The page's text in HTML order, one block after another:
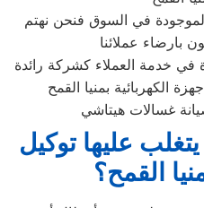
في السوق فنحن نهتم
بارضاء عملائنا
في خدمة العملاء كشركة رائدة
الكهربائية بمنيا القمح
غسالات هيتاشي
عليها توكيل
القمح؟